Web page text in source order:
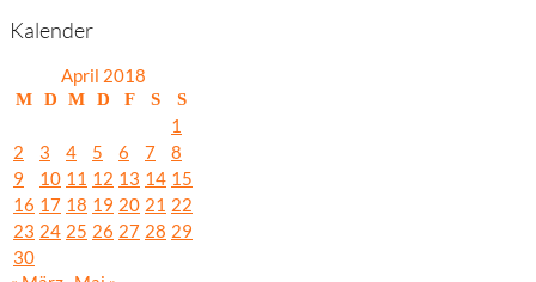
Kalender
April 2018
M D M D F S S
1
2
3 4 5 6 7
8
9
10 11 12 13 14 15
16 17 18 19 20 21 22
23 24 25 26 27 28 29
30